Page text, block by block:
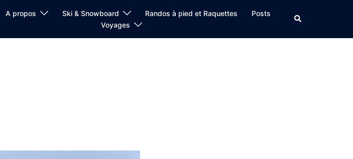
A propos Ski & Snowboard Randos à pied et Raquettes
Posts
Voyages
Rechercher